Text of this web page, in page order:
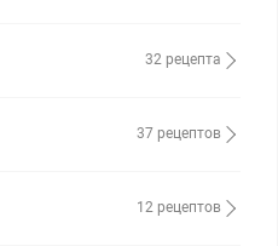
32 рецепта
37 рецептов
12 рецептов